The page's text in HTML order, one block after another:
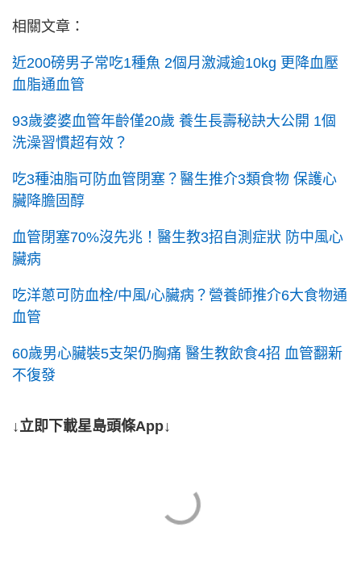
相關文章：
近200磅男子常吃1種魚 2個月激減逾10kg 更降血壓
血脂通血管
93歲婆婆血管年齡僅20歲 養生長壽秘訣大公開 1個
洗澡習慣超有效？
吃3種油脂可防血管閉塞？醫生推介3類食物 保護心
臟降膽固醇
血管閉塞70%沒先兆！醫生教3招自測症狀 防中風心
臟病
吃洋蔥可防血栓/中風/心臟病？營養師推介6大食物通
血管
60歲男心臟裝5支架仍胸痛 醫生教飲食4招 血管翻新
不復發
↓立即下載星島頭條App↓